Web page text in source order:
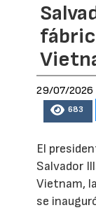
29/07/2026
683
El
Salvador
Vietnam,
se